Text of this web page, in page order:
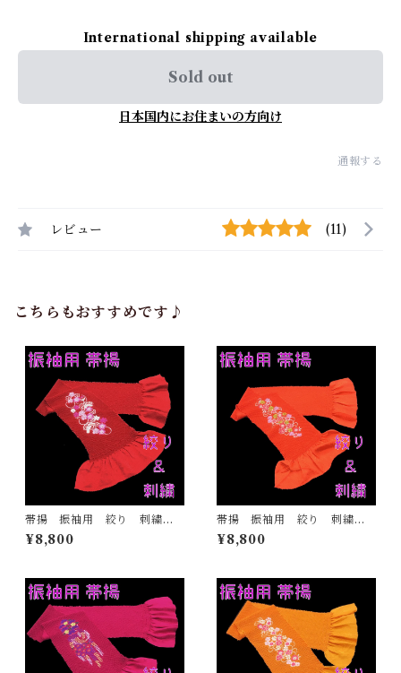
International shipping available
Sold out
日本国内にお住まいの方向け
通報する
レビュー (11)
こちらもおすすめです♪
帯揚 振袖用 絞り 刺繍
赤 正絹 日本製 着物 ふ
りそで ママ振 成人式
¥8,800
帯揚 振袖用 絞り 刺繍
オレンジ 正絹 日本製 着
物 ふりそで ママ振 成人
¥8,800